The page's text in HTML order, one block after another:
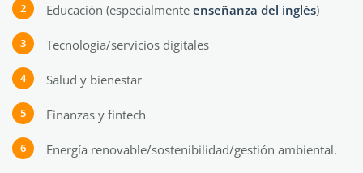
Educación (especialmente enseñanza del inglés)
Tecnología/servicios digitales
Salud y bienestar
Finanzas y fintech
Energía renovable/sostenibilidad/gestión ambiental.